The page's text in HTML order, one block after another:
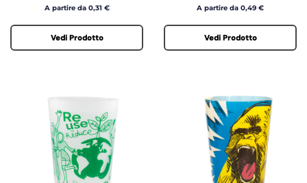
Prezzo
A partire da 0,31 €
Vedi Prodotto
Prezzo
A partire da 0,49 €
Vedi Prodotto